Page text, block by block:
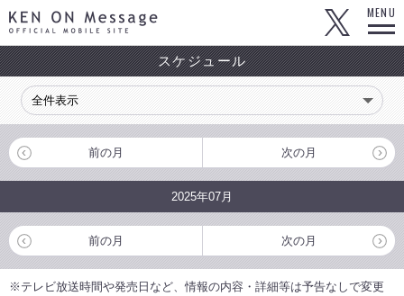
KEN ON Message OFFICIAL MOBILE SITE
MENU
スケジュール
前の月 次の月
2025年07月
前の月 次の月
※テレビ放送時間や発売日など、情報の内容・詳細等は予告なしで変更